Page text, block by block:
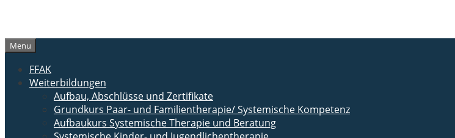
Menu
FFAK
Weiterbildungen
Aufbau, Abschlüsse und Zertifikate
Grundkurs Paar- und Familientherapie/ Systemische Kompetenz
Aufbaukurs Systemische Therapie und Beratung